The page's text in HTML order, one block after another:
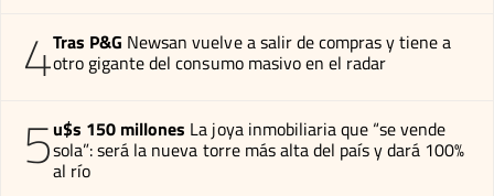
4Tras P&G Newsan vuelve a salir de compras y tiene a
otro gigante del consumo masivo en el radar
5u$s 150 millones La joya inmobiliaria que “se vende
sola”: será la nueva torre más alta del país y dará 100%
al río